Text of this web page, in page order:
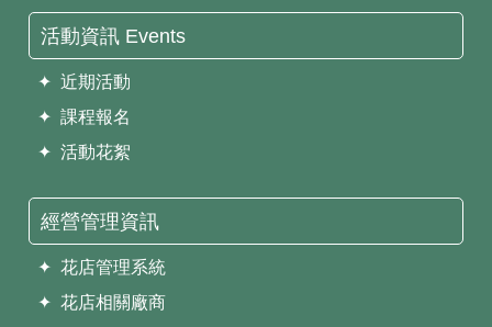
活動資訊 Events
✦ 近期活動
✦ 課程報名
✦ 活動花絮
經營管理資訊
✦ 花店管理系統
✦ 花店相關廠商